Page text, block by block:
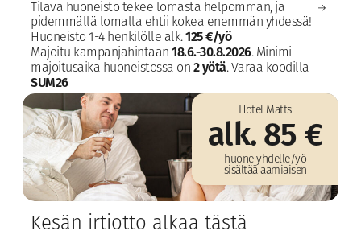
Tilava huoneisto tekee lomasta helpomman, ja
pidemmällä lomalla ehtii kokea enemmän yhdessä!
Huoneisto 1-4 henkilölle alk.125 €/yö
Majoitu kampanjahintaan 18.6.-30.8.2026​. Minimi
majoitusaika huoneistossa on 2 yötä.​ Varaa koodilla
SUM26
Hotel Matts
alk. 85 €
huone yhdelle/yö
sisältää aamiaisen
Kesän irtiotto alkaa tästä